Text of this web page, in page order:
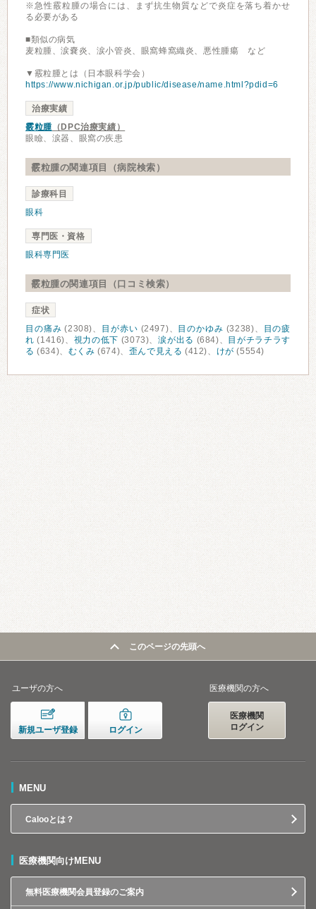
※急性霰粒腫の場合には、まず抗生物質などで炎症を落ち着かせ
る必要がある
■類似の病気
麦粒腫、涙嚢炎、涙小管炎、眼窩蜂窩織炎、悪性腫瘍 など
▼霰粒腫とは（日本眼科学会）
https://www.nichigan.or.jp/public/disease/name.html?pdid=6
治療実績
霰粒腫（DPC治療実績）
眼瞼、涙器、眼窩の疾患
霰粒腫の関連項目（病院検索）
診療科目
眼科
専門医・資格
眼科専門医
霰粒腫の関連項目（口コミ検索）
症状
目の痛み (2308)、 目が赤い (2497)、 目のかゆみ (3238)、
目の疲
れ (1416)、 視力の低下 (3073)、涙が出る (684)、
目がチラチラす
る (634)、 むくみ (674)、 歪んで見える (412)、 けが (5554)
このページの先頭へ
ユーザの方へ
新規ユーザ登録 ログイン
医療機関の方へ
医療機関
ログイン
MENU
Calooとは？
医療機関向けMENU
無料医療機関会員登録のご案内